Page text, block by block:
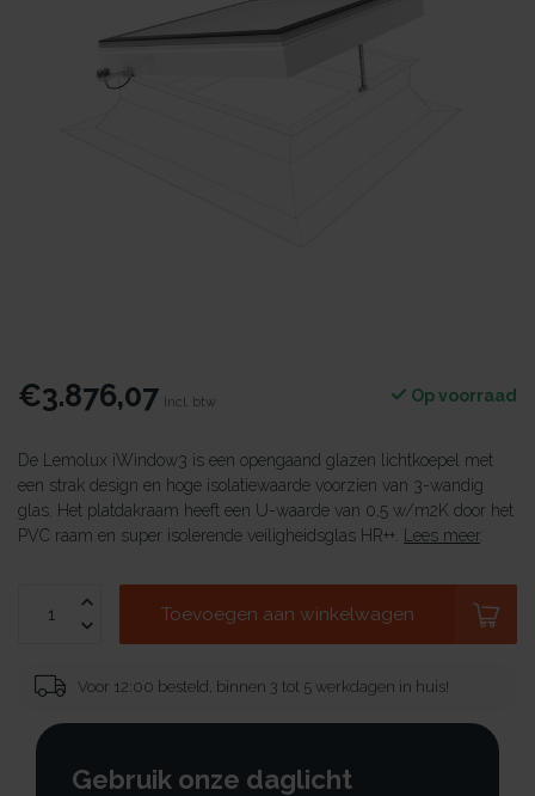
€3.876,07 Incl. btw Op voorraad
De Lemolux iWindow3 is een opengaand glazen lichtkoepel met
een strak design en hoge isolatiewaarde voorzien van 3-wandig
glas. Het platdakraam heeft een U-waarde van 0,5 w/m2K door het
PVC raam en super isolerende veiligheidsglas HR++.
Lees meer.
Toevoegen aan winkelwagen
Voor 12:00 besteld, binnen 3 tot 5 werkdagen in huis!
Gebruik onze daglicht